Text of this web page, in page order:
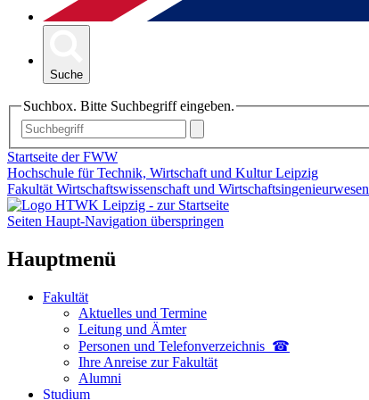
Suche
Suchbox. Bitte Suchbegriff eingeben.
Startseite der FWW
Hochschule für Technik, Wirtschaft und Kultur Leipzig
Fakultät Wirtschaftswissenschaft und Wirtschaftsingenieurwesen
Seiten Haupt-Navigation überspringen
Hauptmenü
Fakultät
Aktuelles und Termine
Leitung und Ämter
Personen und Telefon­verzeichnis ☎
Ihre Anreise zur Fakultät
Alumni
Studium